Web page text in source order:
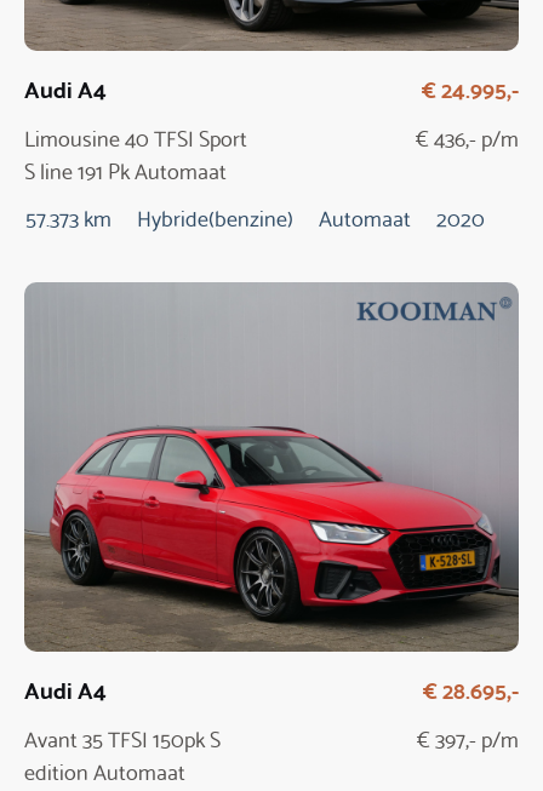
Audi A4
Limousine 40 TFSI Sport
S line 191 Pk Automaat
€ 24.995,-
€ 436,- p/m
57.373 km Hybride(benzine) Automaat 2020
Audi A4
Avant 35 TFSI 150pk S
edition Automaat
€ 28.695,-
€ 397,- p/m